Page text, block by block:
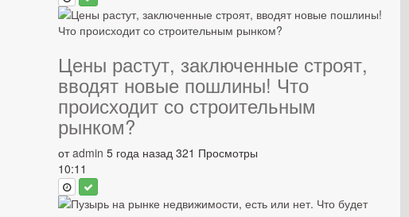
Цены растут, заключенные строят,
вводят новые пошлины! Что
происходит со строительным
рынком?
отadmin 5 года назад 321 Просмотры
10:11